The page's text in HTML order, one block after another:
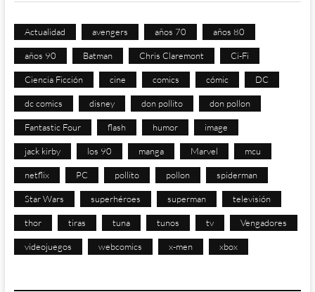
Actualidad avengers años 70 años 80
años 90 Batman Chris Claremont Ci-Fi
Ciencia Ficción cine comics cómic DC
dc comics disney don pollito don pollon
Fantastic Four flash humor image
jack kirby los 90 manga Marvel mcu
netflix PC pollito pollon spiderman
Star Wars superhéroes superman televisión
thor tiras tuna tunos tv Vengadores
videojuegos webcomics x-men xbox